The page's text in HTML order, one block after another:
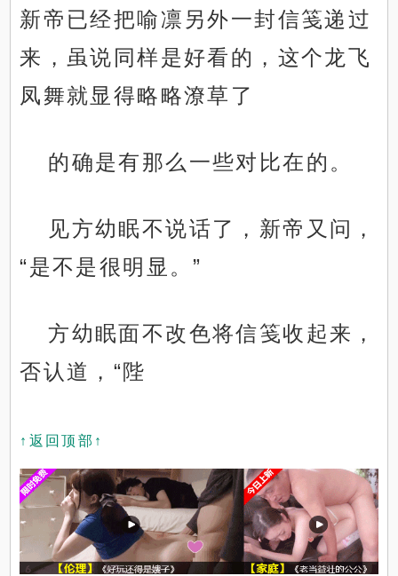
新帝已经把喻凛另外一封信笺递过
来，虽说同样是好看的，这个龙飞
凤舞就显得略略潦草了
的确是有那么一些对比在的。
见方幼眠不说话了，新帝又问，
“是不是很明显。”
方幼眠面不改色将信笺收起来，
否认道，“陛
↑返回顶部↑